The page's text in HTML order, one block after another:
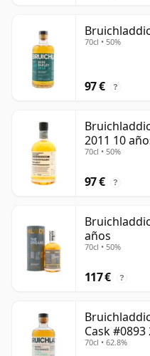
70cl • 50%
97 € ?
2011 10
70cl • 50%
97 € ?
años
70cl • 50%
117 € ?
Cask
70cl • 62.8%